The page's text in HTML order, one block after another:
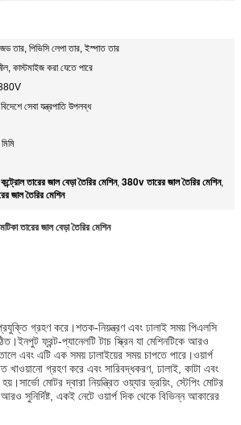
তার, পিভিসি লেপা তার, ইস্পাত তার
কাস্টমাইজ করা যেতে পারে
সেবা যন্ত্রপাতি উপলব্ধ
তারের জাল বেড়া তৈরির মেশিন, 380v তারের জাল তৈরির মেশিন,
জাল তৈরির মেশিন
​​তারের জাল বেড়া তৈরির মেশিন
প্রযুক্তি গ্রহণ করে।শতক-নিয়ন্ত্রণ এবং ঢালাই সময় পিএলসি
ফ্রন্ট-প্যানেলটি টাচ স্ক্রিন যা মেশিনটিকে আরও
এবং এটি এক সময় ঢালাইয়ের সময় চাপতে পারে।ওয়ার্প
খাওয়ানো গ্রহণ করে এবং সারিবদ্ধকরণ, ঢালাই, কাটা এবং
মোটর দ্বারা নিয়ন্ত্রিত ওয়্যার ড্রয়িং, স্টেপিং মোটর
সুনির্দিষ্ট, একই নেটে ওয়ার্প দিক থেকে বিভিন্ন আকারের